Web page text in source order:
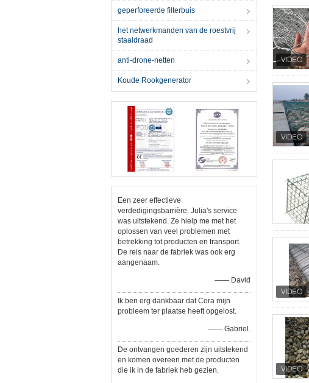
geperforeerde filterbuis
het netwerkmanden van de roestvrij
staaldraad
anti-drone-netten
Koude Rookgenerator
Een zeer effectieve
verdedigingsbarrière. Julia's service
was uitstekend. Ze hielp me met het
oplossen van veel problemen met
betrekking tot producten en transport.
De reis naar de fabriek was ook erg
aangenaam.
—— David
Ik ben erg dankbaar dat Cora mijn
probleem ter plaatse heeft opgelost.
—— Gabriel.
De ontvangen goederen zijn uitstekend
en komen overeen met de producten
die ik in de fabriek heb gezien.